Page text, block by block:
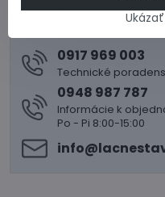
0917 969 003
Technické
0948 987 787
Informácie k
Po - Pi 8:00-15:00